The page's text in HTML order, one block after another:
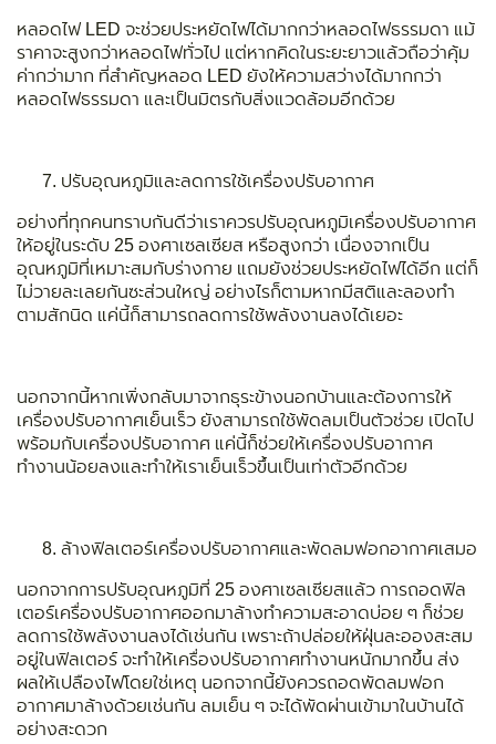
หลอดไฟ LED จะช่วยประหยัดไฟได้มากกว่าหลอดไฟธรรมดา แม้
ราคาจะสูงกว่าหลอดไฟทั่วไป แต่หากคิดในระยะยาวแล้วถือว่าคุ้ม
ค่ากว่ามาก ที่สำคัญหลอด LED ยังให้ความสว่างได้มากกว่า
หลอดไฟธรรมดา และเป็นมิตรกับสิ่งแวดล้อมอีกด้วย
ปรับอุณหภูมิและลดการใช้เครื่องปรับอากาศ
อย่างที่ทุกคนทราบกันดีว่าเราควรปรับอุณหภูมิเครื่องปรับอากาศ
ให้อยู่ในระดับ 25 องศาเซลเซียส หรือสูงกว่า เนื่องจากเป็น
อุณหภูมิที่เหมาะสมกับร่างกาย แถมยังช่วยประหยัดไฟได้อีก แต่ก็
ไม่วายละเลยกันซะส่วนใหญ่ อย่างไรก็ตามหากมีสติและลองทำ
ตามสักนิด แค่นี้ก็สามารถลดการใช้พลังงานลงได้เยอะ
นอกจากนี้หากเพิ่งกลับมาจากธุระข้างนอกบ้านและต้องการให้
เครื่องปรับอากาศเย็นเร็ว ยังสามารถใช้พัดลมเป็นตัวช่วย เปิดไป
พร้อมกับเครื่องปรับอากาศ แค่นี้ก็ช่วยให้เครื่องปรับอากาศ
ทำงานน้อยลงและทำให้เราเย็นเร็วขึ้นเป็นเท่าตัวอีกด้วย
ล้างฟิลเตอร์เครื่องปรับอากาศและพัดลมฟอกอากาศเสมอ
นอกจากการปรับอุณหภูมิที่ 25 องศาเซลเซียสแล้ว การถอดฟิล
เตอร์เครื่องปรับอากาศออกมาล้างทำความสะอาดบ่อย ๆ ก็ช่วย
ลดการใช้พลังงานลงได้เช่นกัน เพราะถ้าปล่อยให้ฝุ่นละอองสะสม
อยู่ในฟิลเตอร์ จะทำให้เครื่องปรับอากาศทำงานหนักมากขึ้น ส่ง
ผลให้เปลืองไฟโดยใช่เหตุ นอกจากนี้ยังควรถอดพัดลมฟอก
อากาศมาล้างด้วยเช่นกัน ลมเย็น ๆ จะได้พัดผ่านเข้ามาในบ้านได้
อย่างสะดวก